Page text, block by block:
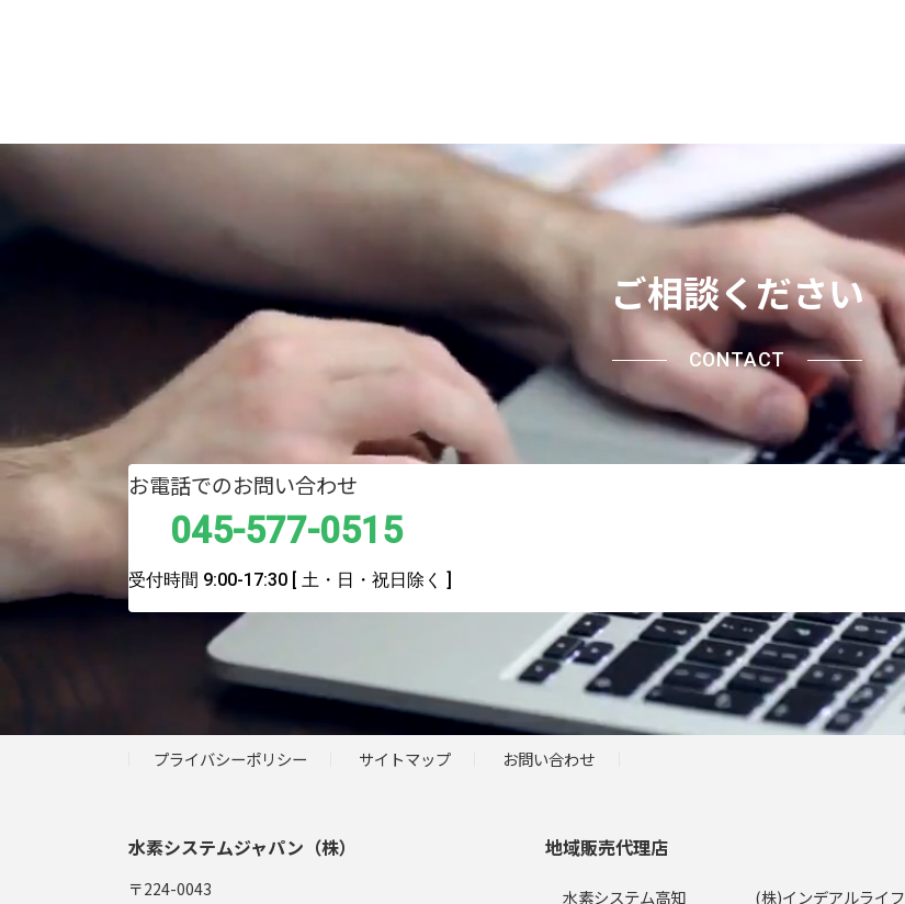
ご相談ください
CONTACT
お電話でのお問い合わせ
045-577-0515
受付時間 9:00-17:30 [ 土・日・祝日除く ]
プライバシーポリシー サイトマップ お問い合わせ
水素システムジャパン（株）
〒224-0043
地域販売代理店
水素システム高知 (株)インデアルライフ